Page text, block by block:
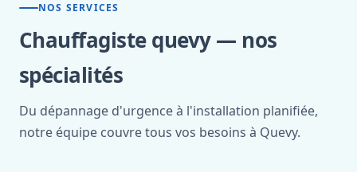
NOS SERVICES
Chauffagiste quevy — nos
spécialités
Du dépannage d'urgence à l'installation planifiée,
notre équipe couvre tous vos besoins à Quevy.